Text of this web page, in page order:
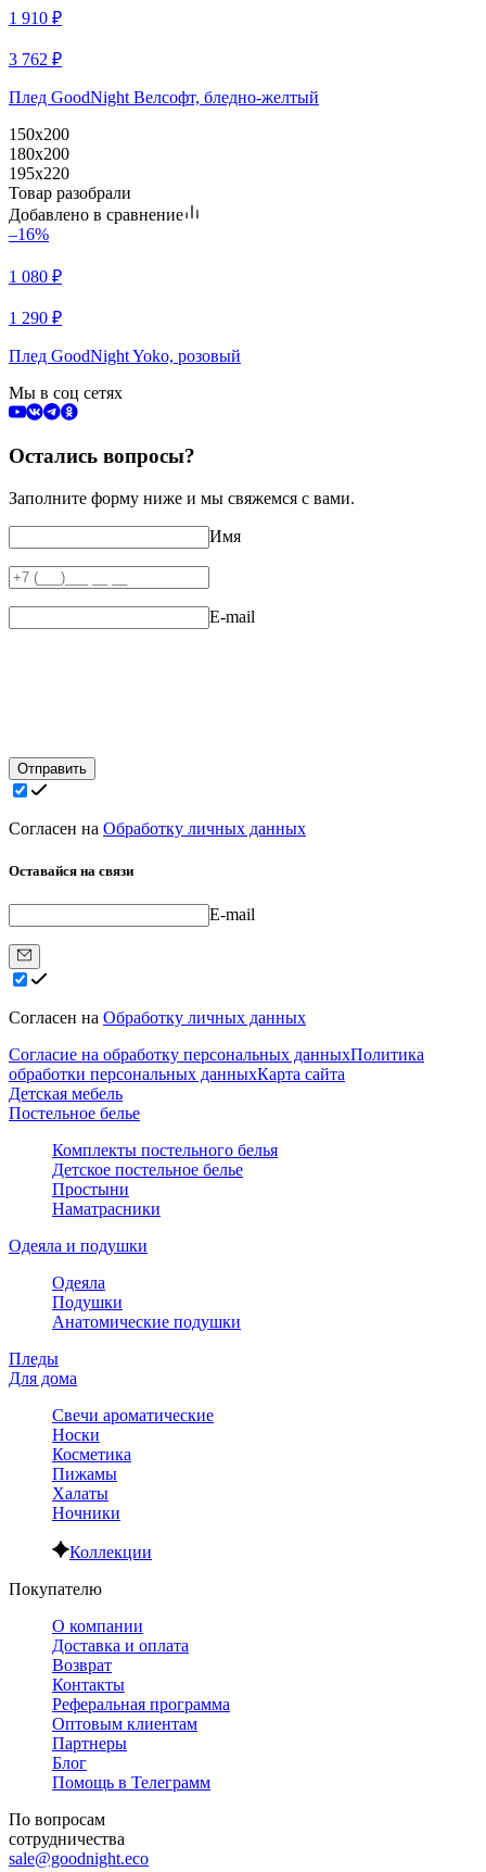
1 910 ₽
3 762 ₽
Плед GoodNight Велсофт, бледно-желтый
150х200
180х200
195х220
Товар разобрали
Добавлено в сравнение
–16%
1 080 ₽
1 290 ₽
Плед GoodNight Yoko, розовый
Мы в соц сетях
Остались вопросы?
Заполните форму ниже и мы свяжемся с вами.
Имя
E-mail
Отправить
Согласен на Обработку личных данных
Оставайся на связи
E-mail
Согласен на Обработку личных данных
Согласие на обработку персональных данныхПолитика
обработки персональных данныхКарта сайта
Детская мебель
Постельное белье
Комплекты постельного белья
Детское постельное белье
Простыни
Наматрасники
Одеяла и подушки
Одеяла
Подушки
Анатомические подушки
Пледы
Для дома
Свечи ароматические
Носки
Косметика
Пижамы
Халаты
Ночники
Коллекции
Покупателю
О компании
Доставка и оплата
Возврат
Контакты
Реферальная программа
Оптовым клиентам
Партнеры
Блог
Помощь в Телеграмм
По вопросам
сотрудничества
sale@goodnight.eco